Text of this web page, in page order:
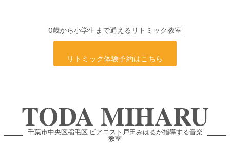
0歳から小学生まで通えるリトミック教室
リトミック体験予約はこちら
TODA MIHARU
千葉市中央区稲毛区 ピアニスト戸田みはるが指導する音楽
教室